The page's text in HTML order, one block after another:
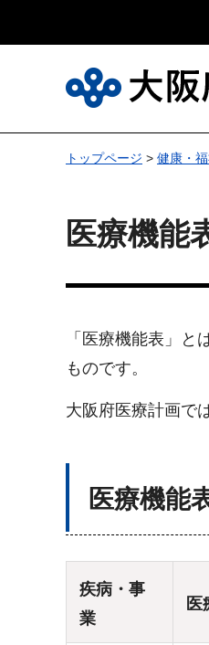
トップページ > 健康・
医療機能
「医療機能表」
ものです。
大阪府医療計画で
医療機能
疾病・事
業
医